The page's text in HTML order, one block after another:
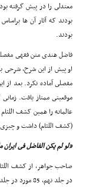
معتدلى را در پیش گرفته
بودند که آثار آن ها
بودند.
فاضل هندى متن فقهى
او پیش از این شرح، شرحى
مفصلى آماده نکرد. بعد از
موقعیتى ممتاز یافت.
عالمانه را همین کشف
(کشف اللثام) داشت و
«لو لم یکن الفاضل فى
در جلد نهم، 85 مورد در جلد دهم، 150 مورد در جلد یازدهم، 200 مورد در جلد چهل و یکم و 280 مورد در جلد چهل و سوم.